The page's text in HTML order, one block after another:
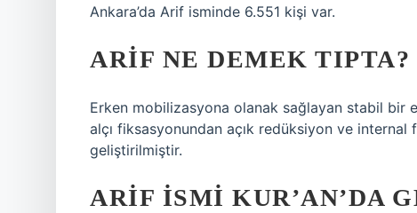
Ankara’da Arif isminde 6.551 kişi var.
ARIF NE DEMEK TIPTA?
Erken mobilizasyona olanak sağlayan stabil bir
alçı fiksasyonundan açık redüksiyon ve
geliştirilmiştir.
ARIF ISMI KUR’AN’DA